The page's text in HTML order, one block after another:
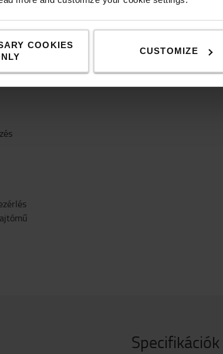
COOKIES
CUSTOMIZE
teszi a leggyorsabb útvonal
Specifikációk